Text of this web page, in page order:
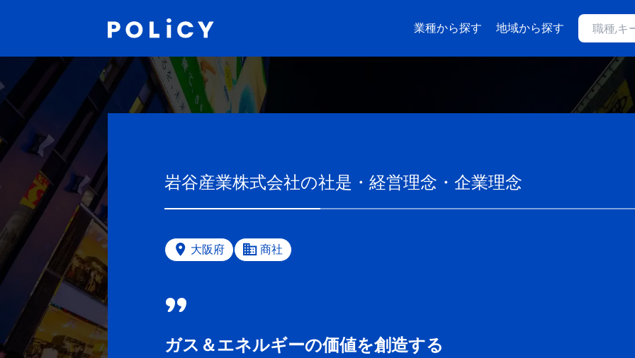
業種から探す 地域から探す
岩谷産業株式会社の社是・経営理念・企業理念
大阪府 商社
ガス＆エネルギーの価値を創造する